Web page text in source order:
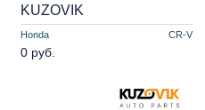
Honda CR-V
KUZOVIK
0 руб.